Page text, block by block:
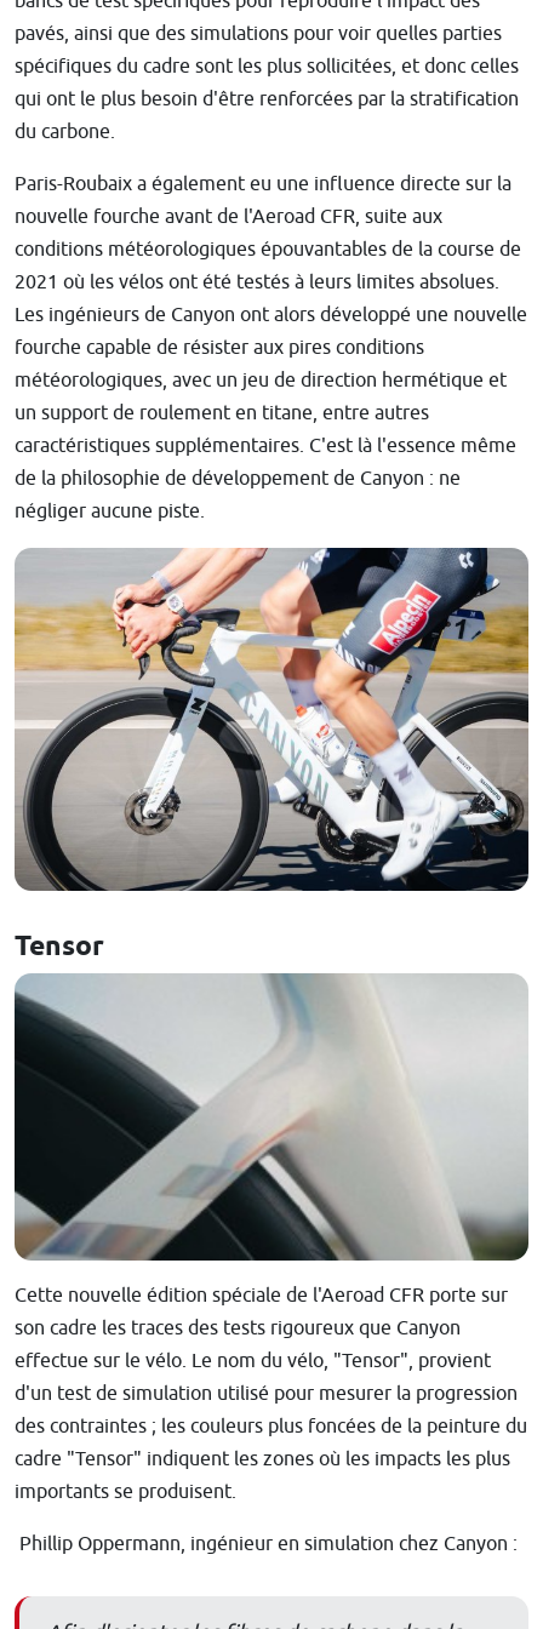
pavés, ainsi que des simulations pour voir quelles parties
spécifiques du cadre sont les plus sollicitées, et donc celles
qui ont le plus besoin d'être renforcées par la stratification
du carbone.
Paris-Roubaix a également eu une influence directe sur la
nouvelle fourche avant de l'Aeroad CFR, suite aux
conditions météorologiques épouvantables de la course de
2021 où les vélos ont été testés à leurs limites absolues.
Les ingénieurs de Canyon ont alors développé une nouvelle
fourche capable de résister aux pires conditions
météorologiques, avec un jeu de direction hermétique et
un support de roulement en titane, entre autres
caractéristiques supplémentaires. C'est là l'essence même
de la philosophie de développement de Canyon : ne
négliger aucune piste.
Tensor
Cette nouvelle édition spéciale de l'Aeroad CFR porte sur
son cadre les traces des tests rigoureux que Canyon
effectue sur le vélo. Le nom du vélo, "Tensor", provient
d'un test de simulation utilisé pour mesurer la progression
des contraintes ; les couleurs plus foncées de la peinture du
cadre "Tensor" indiquent les zones où les impacts les plus
importants se produisent.
Phillip Oppermann, ingénieur en simulation chez Canyon :